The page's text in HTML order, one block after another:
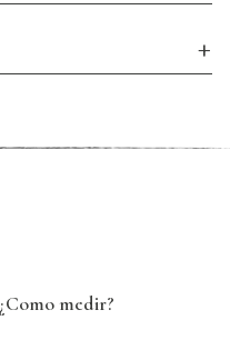
¿Como medir?